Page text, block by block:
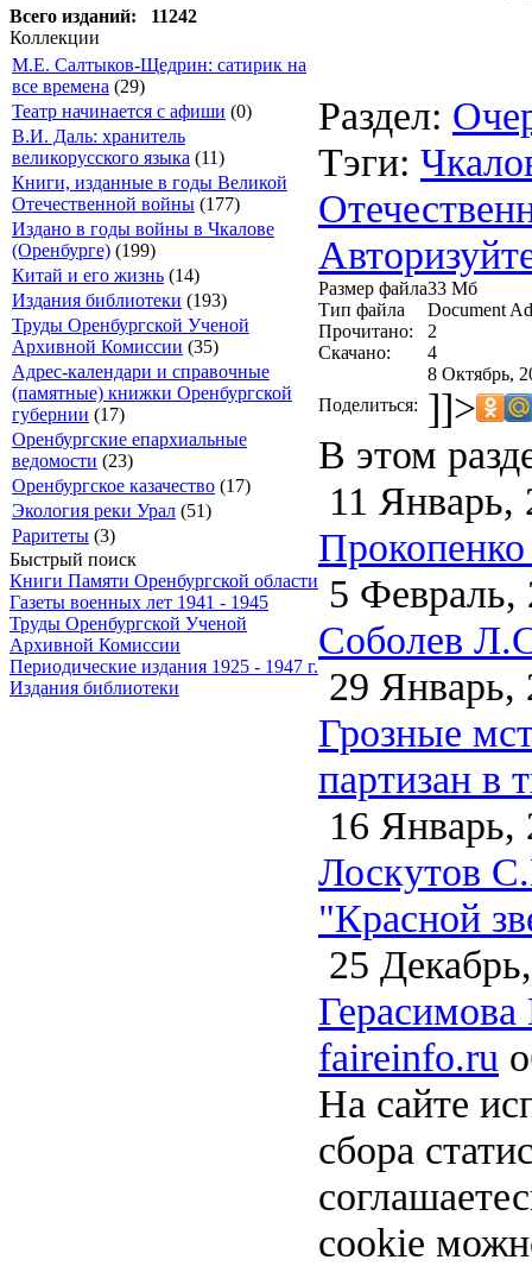
Всего изданий: 11242
Коллекции
М.Е. Салтыков-Щедрин: сатирик на
все времена (29)
Театр начинается с афиши (0)
В.И. Даль: хранитель
великорусского языка (11)
Книги, изданные в годы Великой
Отечественной войны (177)
Издано в годы войны в Чкалове
(Оренбурге) (199)
Китай и его жизнь (14)
Издания библиотеки (193)
Труды Оренбургской Ученой
Архивной Комиссии (35)
Адрес-календари и справочные
(памятные) книжки Оренбургской
губернии (17)
Оренбургские епархиальные
ведомости (23)
Оренбургское казачество (17)
Экология реки Урал (51)
Раритеты (3)
Быстрый поиск
Книги Памяти Оренбургской области
Газеты военных лет 1941 - 1945
Труды Оренбургской Ученой
Архивной Комиссии
Периодические издания 1925 - 1947 г.
Издания библиотеки
Раздел:
Тэги:
Размер файла33 Мб
Тип файла
Document
Прочитано:
2
Скачано:
4
8 Октябрь,
Поделиться: ]]>
В этом
11 Январь,
5 Февраль,
Соболев
29 Январь,
Грозные
партизан в
16 Январь,
Лоскутов
"Красной
25
faireinfo.ru
На сайте
сбора
cookie